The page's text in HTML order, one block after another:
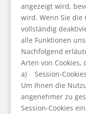
angezeigt wird,
wird. Wenn Sie die
vollständig
alle Funktionen
Nachfolgend
Arten von Cookies,
a) Session-Cookies
Um Ihnen die
angenehmer zu
Session-Cookies